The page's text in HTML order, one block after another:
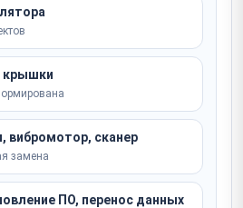
от 2 000 ₽
Мастер определит на
от 4 500 ₽
Мастер определит на
месте
Мастер определит на
месте
крышки
вибромотор, сканер
замена
ПО, перенос данных